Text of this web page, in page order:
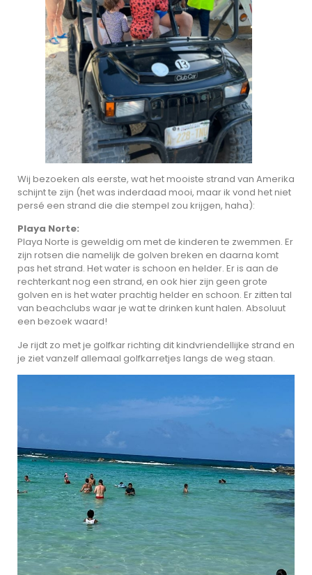
Wij bezoeken als eerste, wat het mooiste strand van Amerika
schijnt te zijn (het was inderdaad mooi, maar ik vond het niet
persé een strand die die stempel zou krijgen, haha):
Playa Norte:
Playa Norte is geweldig om met de kinderen te zwemmen. Er
zijn rotsen die namelijk de golven breken en daarna komt
pas het strand. Het water is schoon en helder. Er is aan de
rechterkant nog een strand, en ook hier zijn geen grote
golven en is het water prachtig helder en schoon. Er zitten tal
van beachclubs waar je wat te drinken kunt halen. Absoluut
een bezoek waard!
Je rijdt zo met je golfkar richting dit kindvriendellijke strand en
je ziet vanzelf allemaal golfkarretjes langs de weg staan.